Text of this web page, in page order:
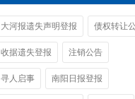
大河报遗失声明登报 债权转让
收据遗失登报 注销公告
寻人启事 南阳日报登报